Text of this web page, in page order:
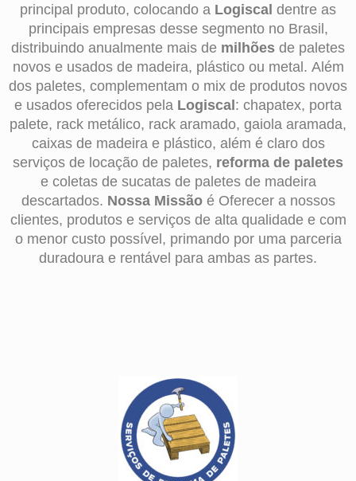
principal produto, colocando a Logiscal dentre as
principais empresas desse segmento no Brasil,
distribuindo anualmente mais de milhões de paletes
novos e usados de madeira, plástico ou metal. Além
dos paletes, complementam o mix de produtos novos
e usados oferecidos pela Logiscal : chapatex, porta
palete, rack metálico, rack aramado, gaiola aramada,
caixas de madeira e plástico, além é claro dos
serviços de locação de paletes, reforma de paletes
e coletas de sucatas de paletes de madeira
descartados. Nossa Missãoé Oferecer a nossos
clientes, produtos e serviços de alta qualidade e com
o menor custo possível, primando por uma parceria
duradoura e rentável para ambas as partes.